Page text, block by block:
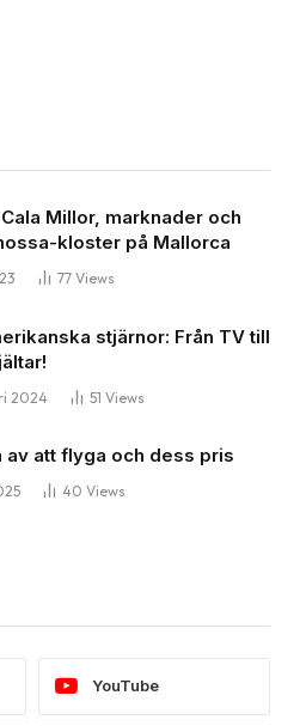
Millor, marknader och
kloster på Mallorca
77 Views
stjärnor: Från TV till
2024 51 Views
av att flyga och dess pris
40 Views
YouTube